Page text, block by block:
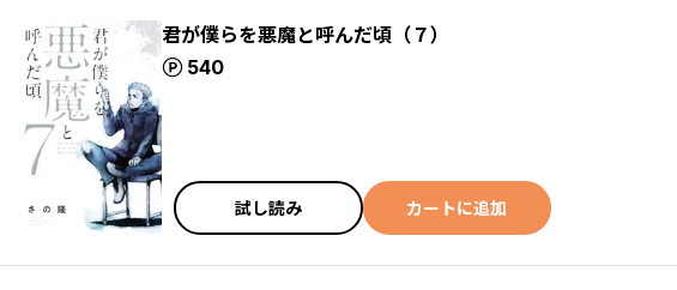
君が僕らを悪魔と呼んだ頃（７）
540
ポイント
試し読み カートに追加